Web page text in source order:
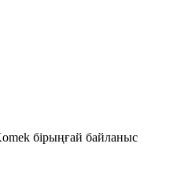
бірыңғай байланыс